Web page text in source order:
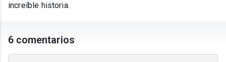
increíble historia.
6 comentarios